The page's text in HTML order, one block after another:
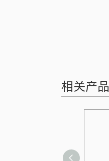
相关产品